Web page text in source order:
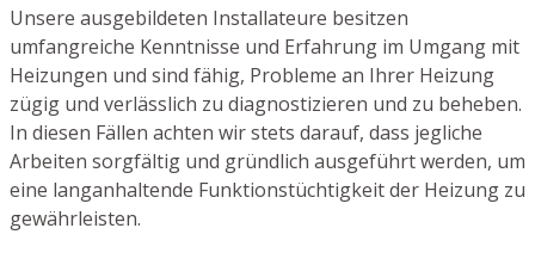
Unsere ausgebildeten Installateure besitzen
umfangreiche Kenntnisse und Erfahrung im Umgang mit
Heizungen und sind fähig, Probleme an Ihrer Heizung
zügig und verlässlich zu diagnostizieren und zu beheben.
In diesen Fällen achten wir stets darauf, dass jegliche
Arbeiten sorgfältig und gründlich ausgeführt werden, um
eine langanhaltende Funktionstüchtigkeit der Heizung zu
gewährleisten.